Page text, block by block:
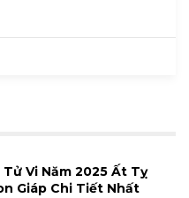
Tử Vi Năm 2025 Ất Tỵ
Giáp Chi Tiết Nhất